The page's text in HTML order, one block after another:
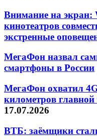
Внимание на
кинотеатров
экстренные
МегаФон назвал
смартфоны в России
МегаФон охватил
километров
17.07.2026
ВТБ: заёмщики